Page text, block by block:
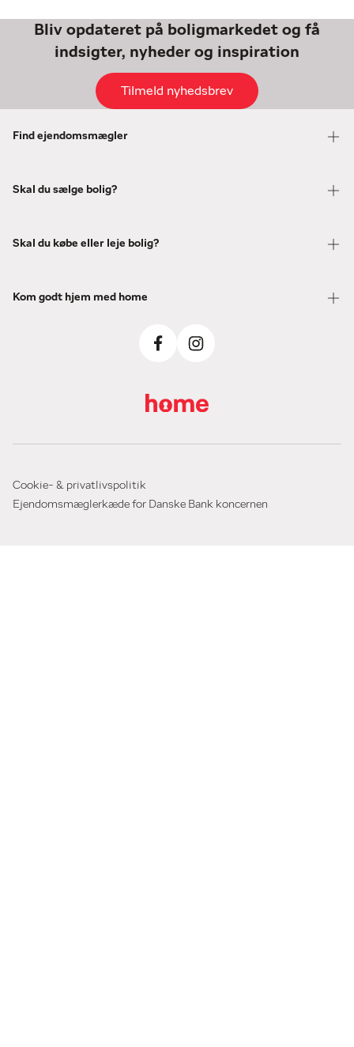
Bliv opdateret på boligmarkedet og få
indsigter, nyheder og inspiration
Tilmeld nyhedsbrev
Find ejendomsmægler
Skal du sælge bolig?
Skal du købe eller leje bolig?
Kom godt hjem med home
Cookie- & privatlivspolitik
Ejendomsmæglerkæde for Danske Bank koncernen